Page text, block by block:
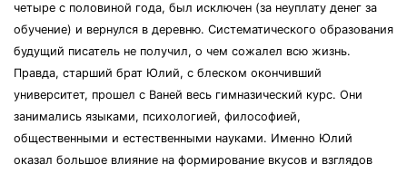
четыре с половиной года, был исключен (за неуплату денег за
обучение) и вернулся в деревню. Систематического образования
будущий писатель не получил, о чем сожалел всю жизнь.
Правда, старший брат Юлий, с блеском окончивший
университет, прошел с Ваней весь гимназический курс. Они
занимались языками, психологией, философией,
общественными и естественными науками. Именно Юлий
оказал большое влияние на формирование вкусов и взглядов